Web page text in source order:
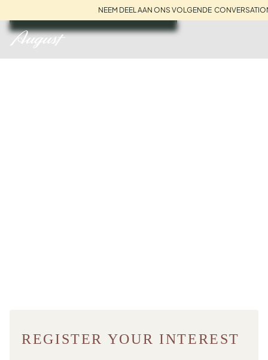
NEEM DEEL AAN ONS VOLGENDE
BOEK EEN GESPREK
REGISTER YOUR INTEREST